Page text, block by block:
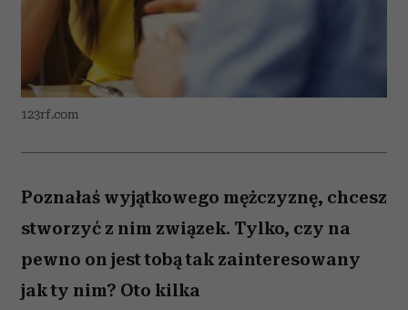
123rf.com
Poznałaś wyjątkowego mężczyznę, chcesz
stworzyć z nim związek. Tylko, czy na
pewno on jest tobą tak zainteresowany
jak ty nim? Oto kilka